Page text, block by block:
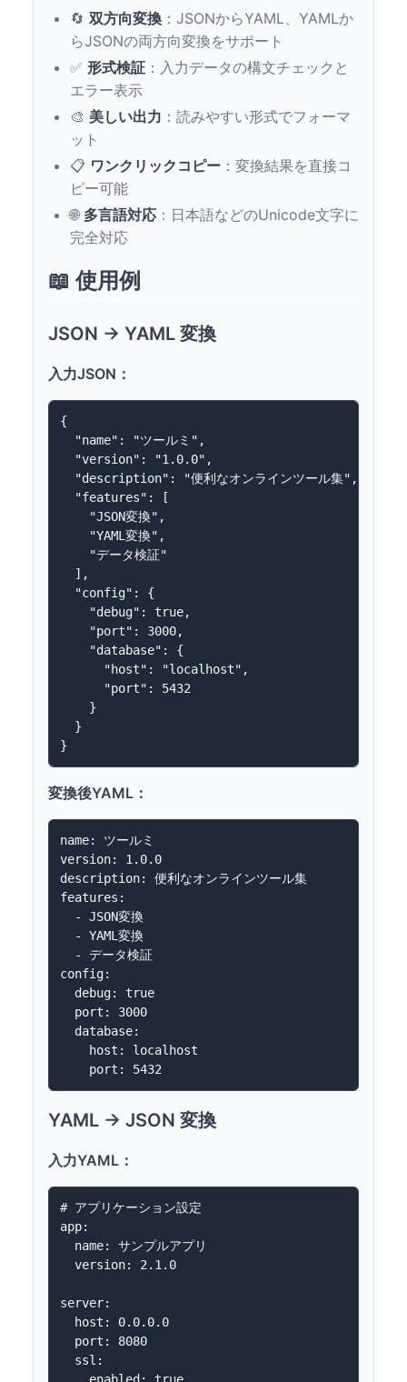
🔄 双方向変換 ：JSONからYAML、YAMLか
らJSONの両方向変換をサポート
✅ 形式検証 ：入力データの構文チェックと
エラー表示
🎨 美しい出力 ：読みやすい形式でフォーマ
ット
📋 ワンクリックコピー ：変換結果を直接コ
ピー可能
🌐 多言語対応 ：日本語などのUnicode文字に
完全対応
📖 使用例
JSON → YAML 変換
入力JSON：
{
  "name": "ツールミ",
  "version": "1.0.0",
  "description": "便利なオンラインツール集",
  "features": [
    "JSON変換",
    "YAML変換",
    "データ検証"
  ],
  "config": {
    "debug": true,
    "port": 3000,
    "database": {
      "host": "localhost",
      "port": 5432
    }
  }
変換後YAML：
name: ツールミ
version: 1.0.0
description: 便利なオンラインツール集
features:
  - JSON変換
  - YAML変換
  - データ検証
config:
  debug: true
  port: 3000
  database:
    host: localhost
YAML → JSON 変換
入力YAML：
# アプリケーション設定
app:
  name: サンプルアプリ
  version: 2.1.0
server:
  host: 0.0.0.0
  port: 8080
  ssl: